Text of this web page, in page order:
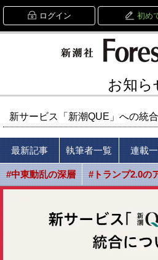
ログイン 初め
お知ら
新サービス「新潮QUE」への統
最新記事 執筆者一覧 連載
#中東動乱の深層 #トランプ2.0の